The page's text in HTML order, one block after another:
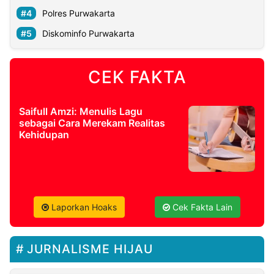
Polres Purwakarta
Diskominfo Purwakarta
CEK FAKTA
Saifull Amzi: Menulis Lagu
sebagai Cara Merekam Realitas
Kehidupan
Laporkan Hoaks Cek Fakta Lain
JURNALISME HIJAU